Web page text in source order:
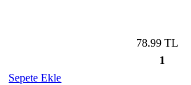
78.99 TL
1
Sepete Ekle